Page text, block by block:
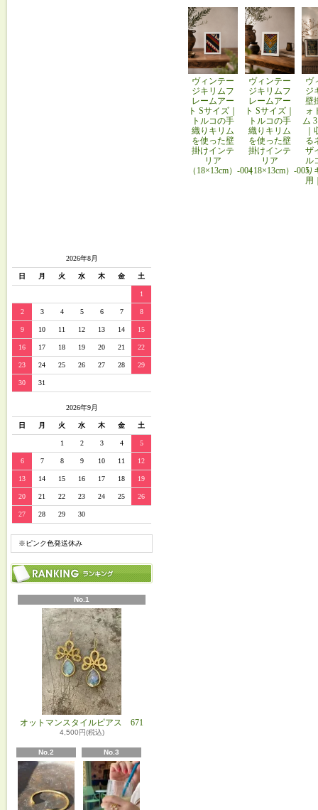
2026年8月
日 月 火 水 木 金 土
1
2 3 4 5 6 7 8
9 10 11 12 13 14 15
16 17 18 19 20 21 22
23 24 25 26 27 28 29
30 31
2026年9月
日 月 火 水 木 金 土
1 2 3 4 5
6 7 8 9 10 11 12
13 14 15 16 17 18 19
20 21 22 23 24 25 26
27 28 29 30
※ピンク色発送休み
No.1
オットマンスタイルピアス 671
4,500円(税込)
No.2 No.3
ヴィンテー
ジキリムフ
レームアー
ト Sサイズ｜
トルコの手
織りキリム
を使った壁
掛けインテ
リア
（18×13cm）-004
ヴィンテー
ジキリムフ
レームアー
ト Sサイズ｜
トルコの手
織りキリム
を使った壁
掛けインテ
リア
（18×13cm）-005
ヴ
ジ
壁
ォ
ム
る
ザ
ル
り
用